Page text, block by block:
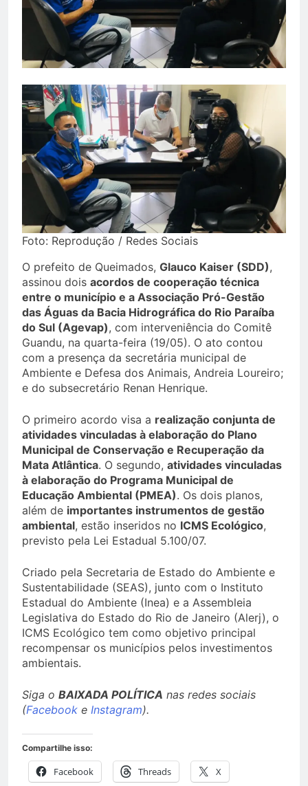
Foto: Reprodução / Redes Sociais
O prefeito de Queimados, Glauco Kaiser (SDD),
assinou dois acordos de cooperação técnica
entre o município e a Associação Pró-Gestão
das Águas da Bacia Hidrográfica do Rio Paraíba
do Sul (Agevap), com interveniência do Comitê
Guandu, na quarta-feira (19/05). O ato contou
com a presença da secretária municipal de
Ambiente e Defesa dos Animais, Andreia Loureiro;
e do subsecretário Renan Henrique.
O primeiro acordo visa a realização conjunta de
atividades vinculadas à elaboração do Plano
Municipal de Conservação e Recuperação da
Mata Atlântica. O segundo, atividades vinculadas
à elaboração do Programa Municipal de
Educação Ambiental (PMEA). Os dois planos,
além de importantes instrumentos de gestão
ambiental, estão inseridos no ICMS Ecológico,
previsto pela Lei Estadual 5.100/07.
Criado pela Secretaria de Estado do Ambiente e
Sustentabilidade (SEAS), junto com o Instituto
Estadual do Ambiente (Inea) e a Assembleia
Legislativa do Estado do Rio de Janeiro (Alerj), o
ICMS Ecológico tem como objetivo principal
recompensar os municípios pelos investimentos
ambientais.
Siga o BAIXADA POLÍTICA nas redes sociais
(Facebook e Instagram).
Compartilhe isso:
Facebook Threads X